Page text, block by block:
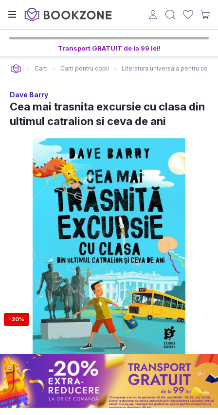
Transport GRATUIT de la 99 lei!
Carti Carti pentru copii Literatura universala pentru copii
Dave Barry
Cea mai trasnita excursie cu clasa din
ultimul catralion si ceva de ani
-20%